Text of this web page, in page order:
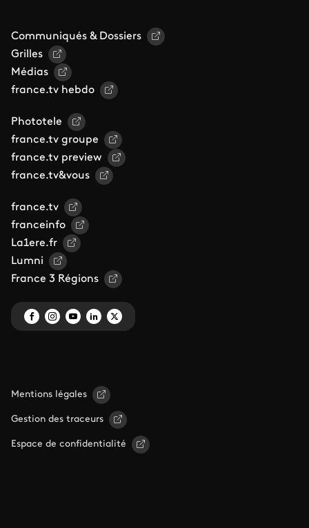
Communiqués & Dossiers
Grilles
Médias
france.tv hebdo
Phototele
france.tv groupe
france.tv preview
france.tv&vous
france.tv
franceinfo
La1ere.fr
Lumni
France 3 Régions
Mentions légales
Gestion des traceurs
Espace de confidentialité